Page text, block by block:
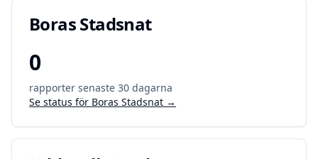
Boras Stadsnat
0
rapporter senaste 30 dagarna
Se status för Boras Stadsnat →